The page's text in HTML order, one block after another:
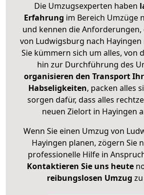
Die Umzugsexperten haben
Erfahrung im Bereich Umzüge
und kennen die Anforderungen,
von Ludwigsburg nach
Sie kümmern sich um alles, von
hin zur Durchführung des
organisieren den Transport
Habseligkeiten, packen alles
sorgen dafür, dass alles
neuen Zielort in Hayingen
Wenn Sie einen Umzug von
Hayingen planen, zögern Sie
professionelle Hilfe in
Kontaktieren Sie uns heute
reibungslosen Umzug